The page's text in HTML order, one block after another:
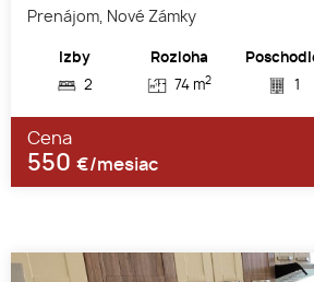
Prenájom, Nové Zámky
Izby
2
Rozloha
74 m2
1
Cena
550 €/mesiac